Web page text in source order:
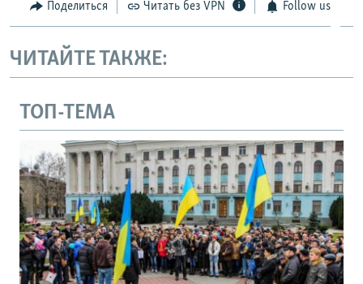
Поделиться Читать без VPN Follow us
ЧИТАЙТЕ ТАКЖЕ:
ТОП-ТЕМА